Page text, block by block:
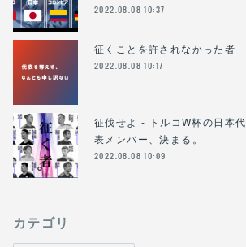
2022.08.08 10:37
征くことを許されなかった者
2022.08.08 10:17
征伐せよ - トルコW杯の日本代
表メンバー、決まる。
2022.08.08 10:09
カテゴリ